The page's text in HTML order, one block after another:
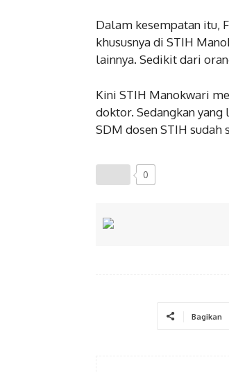
Dalam kesempatan itu,
khususnya di STIH
lainnya. Sedikit dari
Kini STIH Manokwari
doktor. Sedangkan
SDM dosen STIH sudah
0
Bagikan